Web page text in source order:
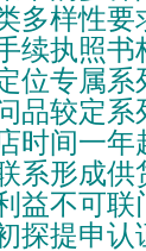
多样性
续执照书
位专属系
品较定系
时间一
系形成供
益不可联
探提申认